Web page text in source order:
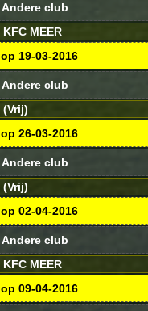
Andere club
KFC MEER
op 19-03-2016
Andere club
(Vrij)
op 26-03-2016
Andere club
(Vrij)
op 02-04-2016
Andere club
KFC MEER
op 09-04-2016